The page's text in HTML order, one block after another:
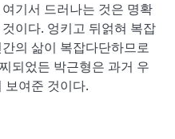
기서 드러나는 것은 명확
이다. 엉키고 뒤얽혀 복잡
의 삶이 복잡다단하므로
되었든 박근형은 과거 우
보여준 것이다.